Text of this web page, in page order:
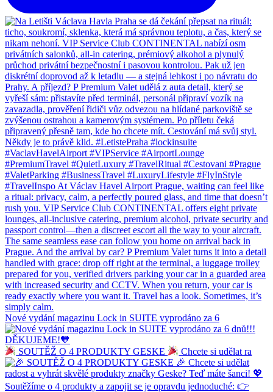
Nové vydání magazinu Lock in SUITE vyprodáno za 6
SOUTĚŽ O 4 PRODUKTY GESKE Chcete si udělat ra